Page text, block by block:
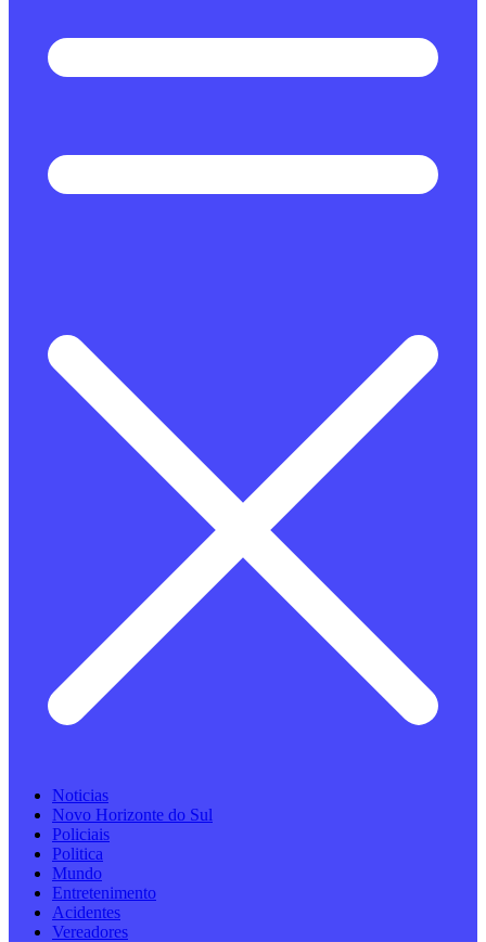
Noticias
Novo Horizonte do Sul
Policiais
Politica
Mundo
Entretenimento
Acidentes
Vereadores